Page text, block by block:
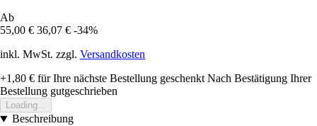
Ab
55,00 € 36,07 € -34%
inkl. MwSt. zzgl. Versandkosten
+1,80 € für Ihre nächste Bestellung geschenkt Nach Bestätigung Ihrer
Bestellung gutgeschrieben
Loading...
Beschreibung